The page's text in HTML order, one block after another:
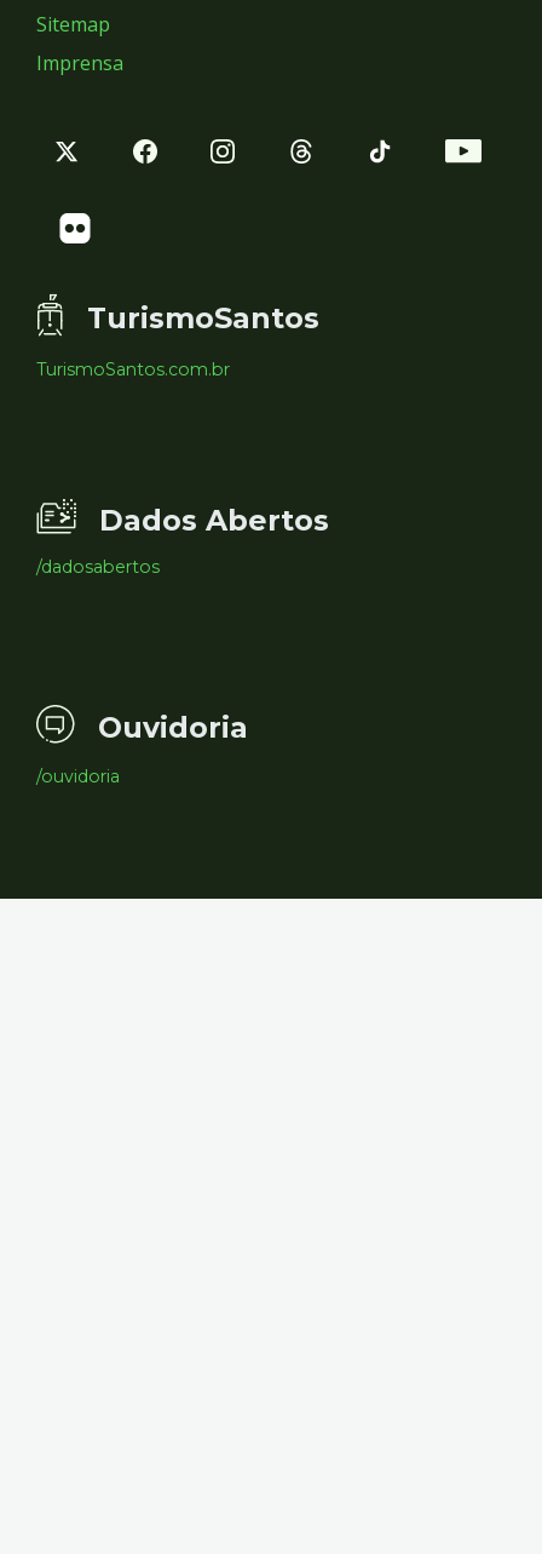
Sitemap
Imprensa
TurismoSantos
TurismoSantos.com.br
Dados Abertos
/dadosabertos
Ouvidoria
/ouvidoria